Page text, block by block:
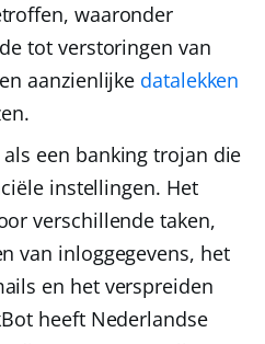
waaronder
tot verstoringen van
aanzienlijke datalekken
een banking trojan die
instellingen. Het
verschillende taken,
van inloggegevens, het
en het verspreiden
heeft Nederlandse